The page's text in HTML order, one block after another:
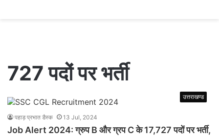
727 पदों पर भर्ती
उत्तराखण्ड
पहाड़ प्रभात डैस्क 13 Jul, 2024
Job Alert 2024: ग्रुप B और ग्रप C के 17,727 पदों पर भर्ती,